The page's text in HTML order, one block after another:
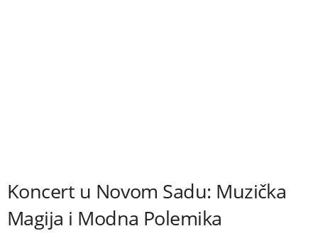
Koncert u Novom Sadu: Muzička
Magija i Modna Polemika